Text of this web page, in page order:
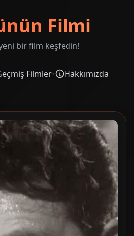
Filmi
bir film keşfedin!
Filmler• Hakkımızda